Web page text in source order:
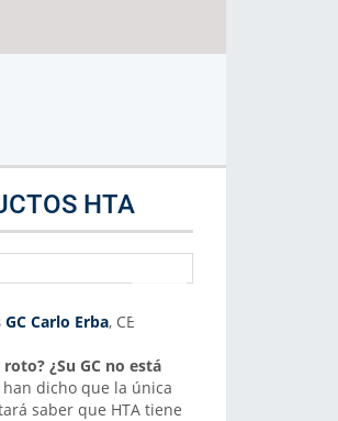
HTA
Carlo Erba, CE
¿Su GC no está
han dicho que la única
saber que HTA tiene